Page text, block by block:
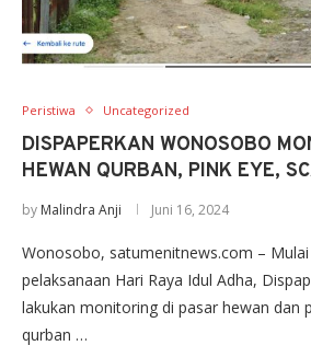
Peristiwa Uncategorized
DISPAPERKAN WONOSOBO
HEWAN QURBAN, PINK EYE,
by Malindra Anji Juni 16, 2024
Wonosobo, satumenitnews.com –
pelaksanaan Hari Raya Idul Adha,
lakukan monitoring di pasar hewan dan
qurban …